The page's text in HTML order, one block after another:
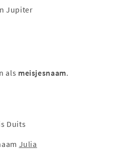
Jupiter
als meisjesnaam.
Duits
Julia